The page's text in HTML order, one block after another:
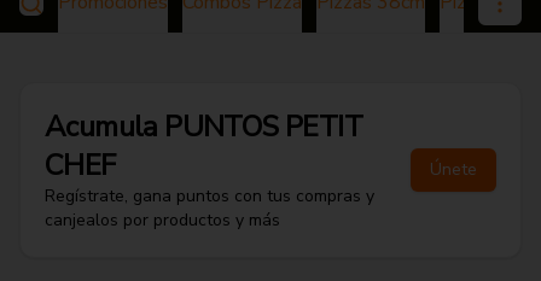
Acumula PUNTOS PETIT
CHEF
Regístrate, gana puntos con tus compras y
canjealos por productos y más
Únete